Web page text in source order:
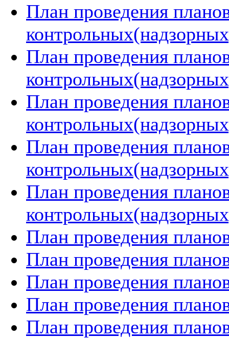
План проведения
План проведения
План проведения
План проведения
План проведения
План проведения
План проведения
План проведения
План проведения
План проведения